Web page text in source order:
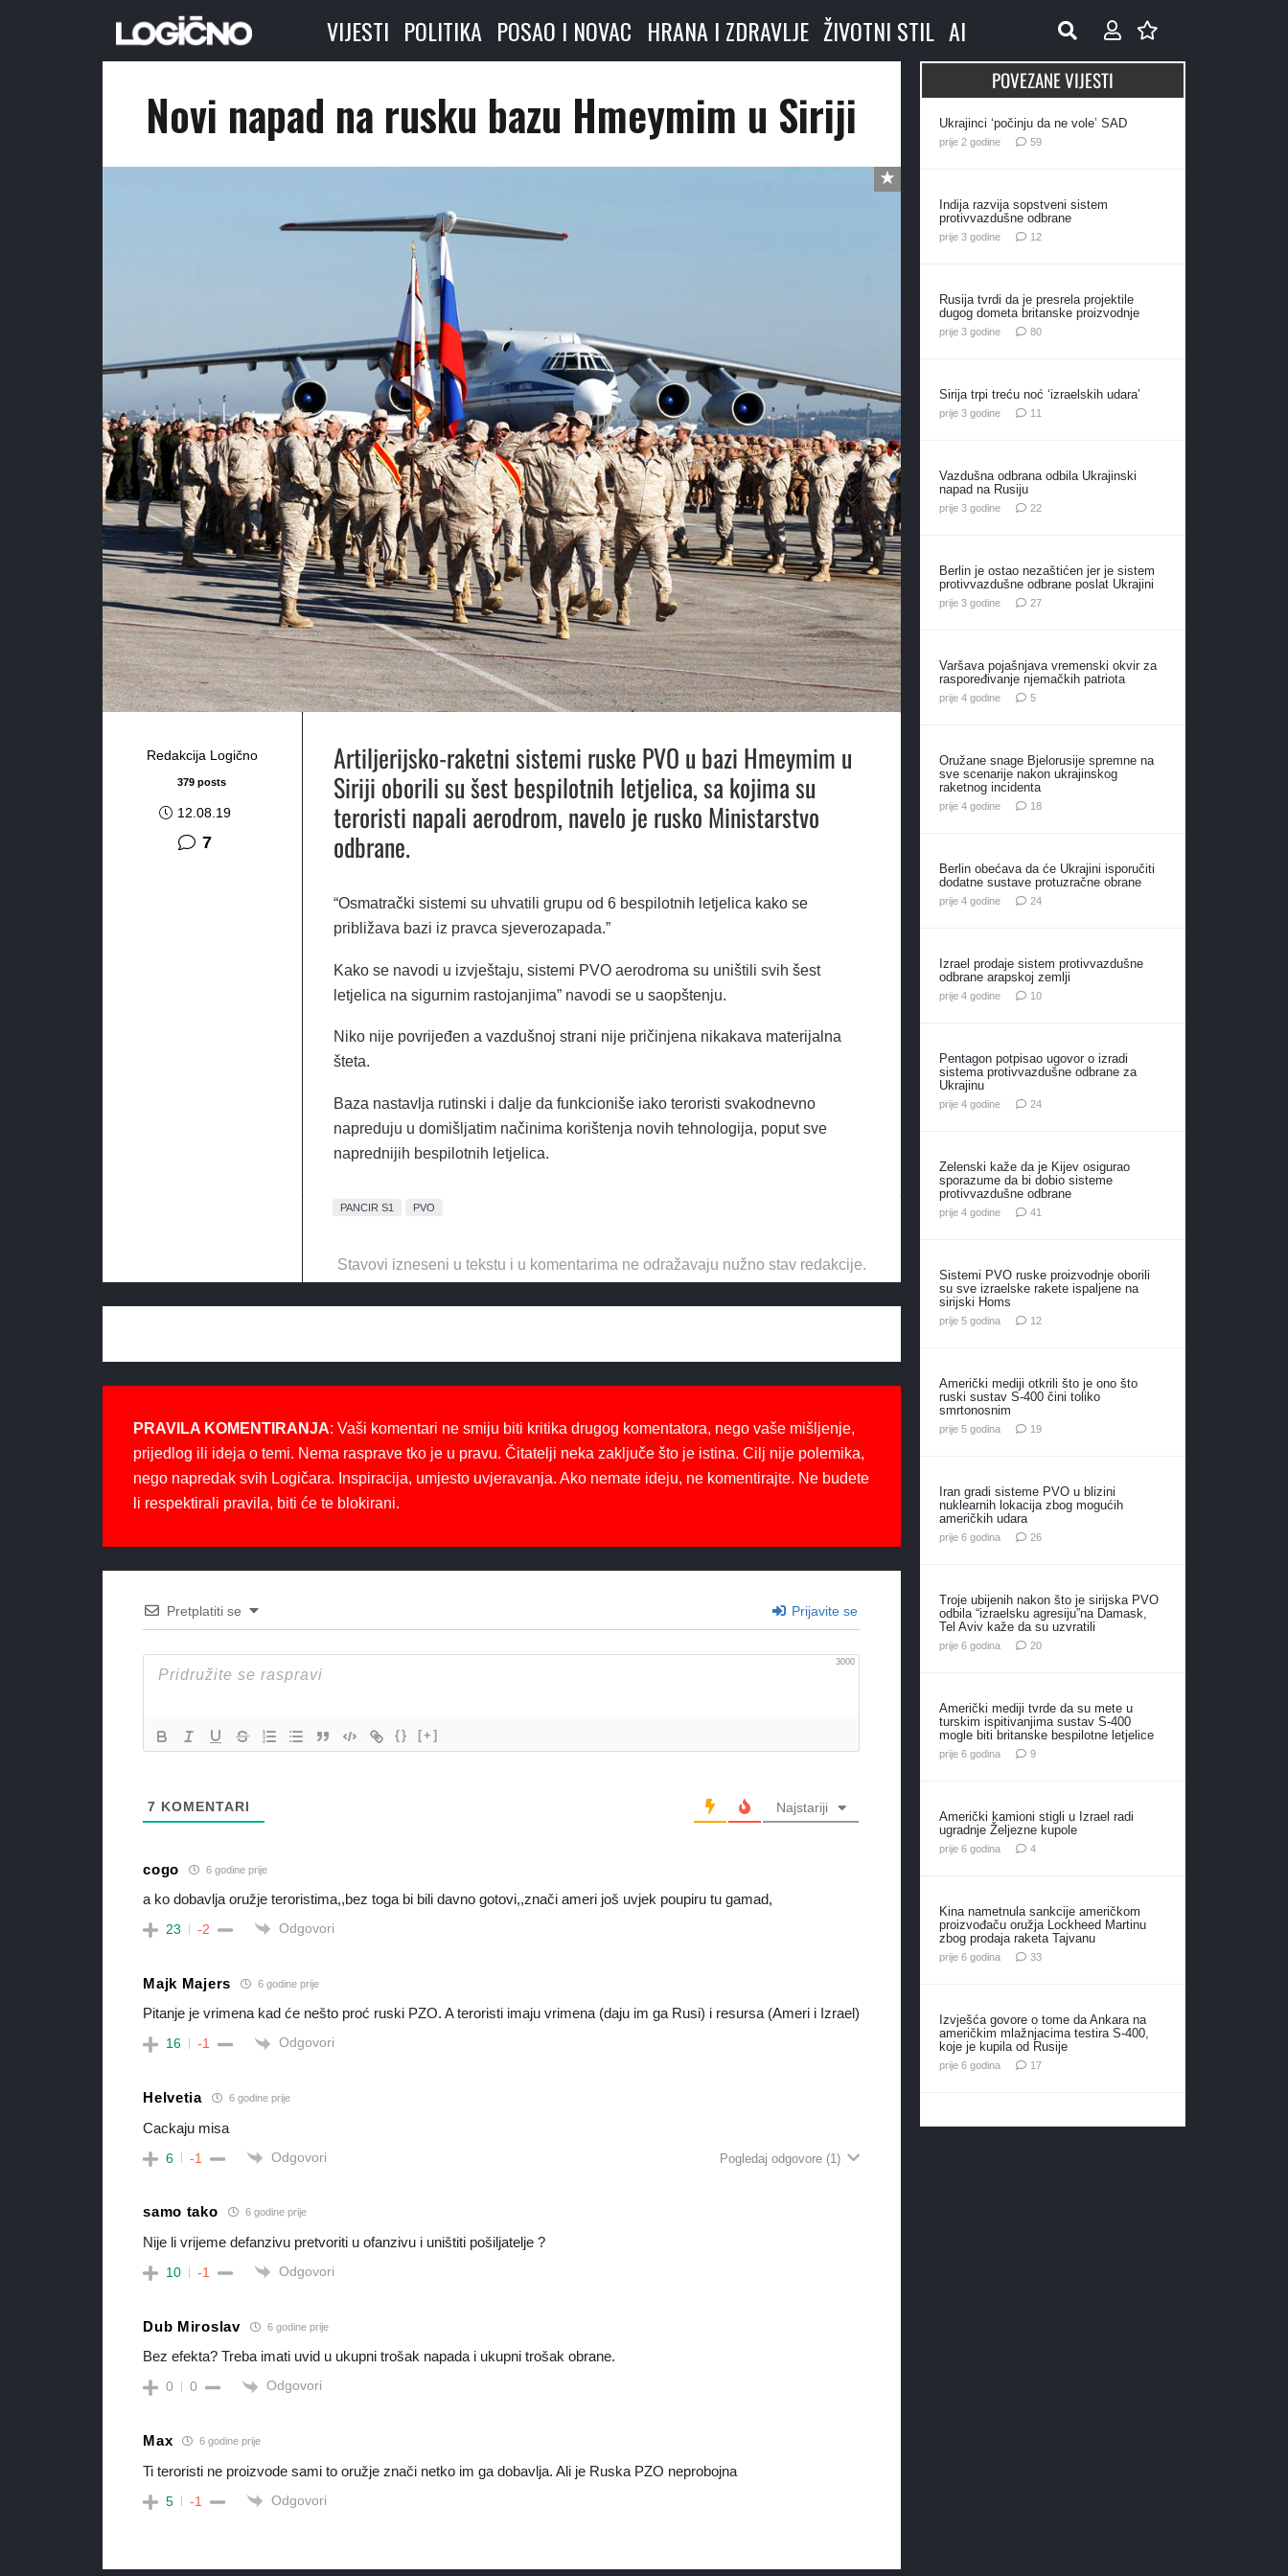
VIJESTI POLITIKA POSAO I NOVAC HRANA I ZDRAVLJE ŽIVOTNI STIL AI
Novi napad na rusku bazu Hmeymim u Siriji
Redakcija Logično
379 posts
12.08.19
7komentara
Artiljerijsko-raketni sistemi ruske PVO u bazi Hmeymim u
Siriji oborili su šest bespilotnih letjelica, sa kojima su
teroristi napali aerodrom, navelo je rusko Ministarstvo
odbrane.
“Osmatrački sistemi su uhvatili grupu od 6 bespilotnih letjelica kako se
približava bazi iz pravca sjeverozapada.”
Kako se navodi u izvještaju, sistemi PVO aerodroma su uništili svih šest
letjelica na sigurnim rastojanjima” navodi se u saopštenju.
Niko nije povrijeđen a vazdušnoj strani nije pričinjena nikakava materijalna
šteta.
Baza nastavlja rutinski i dalje da funkcioniše iako teroristi svakodnevno
napreduju u domišljatim načinima korištenja novih tehnologija, poput sve
naprednijih bespilotnih letjelica.
PANCIR S1 PVO
Stavovi izneseni u tekstu i u komentarima ne odražavaju nužno stav redakcije.
PRAVILA KOMENTIRANJA: Vaši komentari ne smiju biti kritika drugog komentatora, nego vaše mišljenje,
prijedlog ili ideja o temi. Nema rasprave tko je u pravu. Čitatelji neka zaključe što je istina. Cilj nije polemika,
nego napredak svih Logičara. Inspiracija, umjesto uvjeravanja. Ako nemate ideju, ne komentirajte. Ne budete
li respektirali pravila, biti će te blokirani.
Pretplatiti se Prijavite se
3000
{} [+]
7 KOMENTARI Najstariji
cogo 6 godine prije
a ko dobavlja oružje teroristima,,bez toga bi bili davno gotovi,,znači ameri još uvjek poupiru tu gamad,
23 -2 Odgovori
Majk Majers 6 godine prije
Pitanje je vrimena kad će nešto proć ruski PZO. A teroristi imaju vrimena (daju im ga Rusi) i resursa (Ameri i Izrael)
16 -1 Odgovori
Helvetia 6 godine prije
Cackaju misa
6 -1 Odgovori Pogledaj odgovore (1)
samo tako 6 godine prije
Nije li vrijeme defanzivu pretvoriti u ofanzivu i uništiti pošiljatelje ?
10 -1 Odgovori
Dub Miroslav 6 godine prije
Bez efekta? Treba imati uvid u ukupni trošak napada i ukupni trošak obrane.
0 0 Odgovori
Max 6 godine prije
Ti teroristi ne proizvode sami to oružje znači netko im ga dobavlja. Ali je Ruska PZO neprobojna
5 -1 Odgovori
POVEZANE VIJESTI
Ukrajinci ‘počinju da ne vole’ SAD
prije 2 godine 59komentara
Indija razvija sopstveni sistem
protivvazdušne odbrane
prije 3 godine 12komentara
Rusija tvrdi da je presrela projektile
dugog dometa britanske proizvodnje
prije 3 godine 80komentara
Sirija trpi treću noć ‘izraelskih udara’
prije 3 godine 11
Vazdušna odbrana odbila Ukrajinski
napad na Rusiju
prije 3 godine 22komentara
Berlin je ostao nezaštićen jer je sistem
protivvazdušne odbrane poslat Ukrajini
prije 3 godine 27komentara
Varšava pojašnjava vremenski okvir za
raspoređivanje njemačkih patriota
prije 4 godine 5komentara
Oružane snage Bjelorusije spremne na
sve scenarije nakon ukrajinskog
raketnog incidenta
prije 4 godine 18komentara
Berlin obećava da će Ukrajini isporučiti
dodatne sustave protuzračne obrane
prije 4 godine 24komentara
Izrael prodaje sistem protivvazdušne
odbrane arapskoj zemlji
prije 4 godine 10komentara
Pentagon potpisao ugovor o izradi
sistema protivvazdušne odbrane za
Ukrajinu
prije 4 godine 24komentara
Zelenski kaže da je Kijev osigurao
sporazume da bi dobio sisteme
protivvazdušne odbrane
prije 4 godine 41
Sistemi PVO ruske proizvodnje oborili
su sve izraelske rakete ispaljene na
sirijski Homs
prije 5 godina 12komentara
Američki mediji otkrili što je ono što
ruski sustav S-400 čini toliko
smrtonosnim
prije 5 godina 19komentara
Iran gradi sisteme PVO u blizini
nuklearnih lokacija zbog mogućih
američkih udara
prije 6 godina 26komentara
Troje ubijenih nakon što je sirijska PVO
odbila “izraelsku agresiju”na Damask,
Tel Aviv kaže da su uzvratili
prije 6 godina 20komentara
Američki mediji tvrde da su mete u
turskim ispitivanjima sustav S-400
mogle biti britanske bespilotne letjelice
prije 6 godina 9komentara
Američki kamioni stigli u Izrael radi
ugradnje Željezne kupole
prije 6 godina 4komentara
Kina nametnula sankcije američkom
proizvođaču oružja Lockheed Martinu
zbog prodaja raketa Tajvanu
prije 6 godina 33komentara
Izvješća govore o tome da Ankara na
američkim mlažnjacima testira S-400,
koje je kupila od Rusije
prije 6 godina 17komentara